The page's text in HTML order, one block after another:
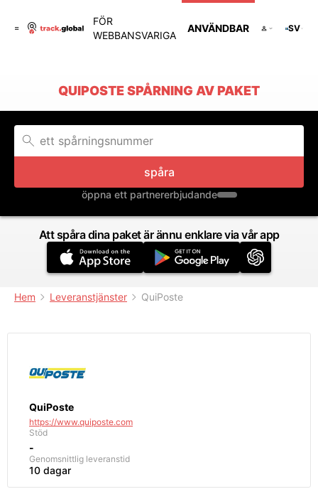
FÖR
WEBBANSVARIGA
ANVÄNDBAR SV
QUIPOSTE SPÅRNING AV PAKET
spåra
öppna ett partnererbjudande
Att spåra dina paket är ännu enklare via vår app
Hem Leveranstjänster QuiPoste
QuiPoste
https://www.quiposte.com
Stöd
-
Genomsnittlig leveranstid
10 dagar